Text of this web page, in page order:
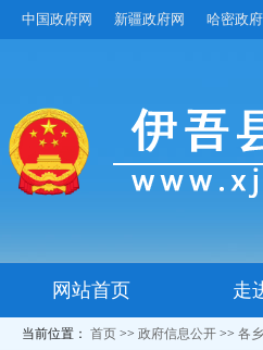
中国政府网 新疆政府网 哈密政
网站首页 走
当前位置： 首页 >> 政府信息公开 >> 各